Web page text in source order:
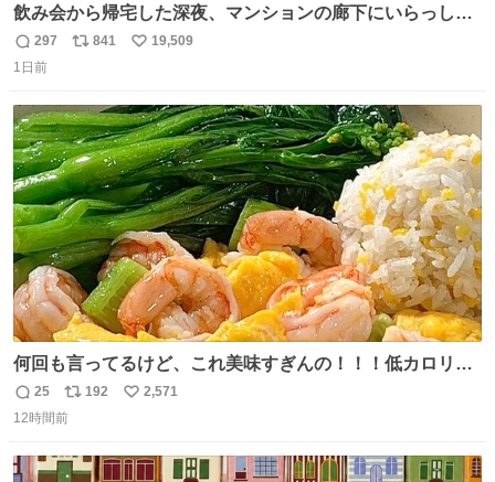
飲み会から帰宅した深夜、マンションの廊下にいらっしゃ
ったオニヤンマ様 まさかこんな都会でお会いできるなんて
思っておらず大興奮しております かっこよすぎる 指を差し
たが、飛ばないということは弱っていらっしゃるのでしょ
うか…素敵すぎる
返
信
297
リ
ト
数
841
い
数
19,509
1日前
何回も言ってるけど、これ美味すぎんの！！！低カロリー
で満足感エグいから一生食べてる😭
返
信
25
リ
ポ
ト
192
い
数
2,571
12時間前